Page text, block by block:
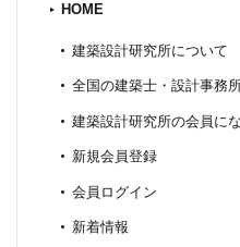
HOME
建築設計研究所について
全国の建築士・設計事務
建築設計研究所の会員に
新規会員登録
会員ログイン
新着情報